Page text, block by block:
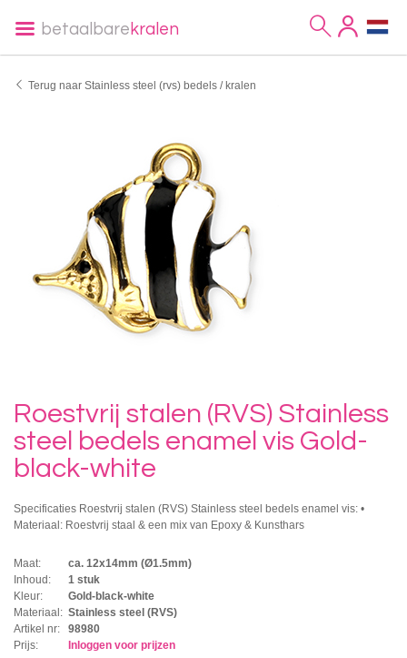
betaalbare kralen
Terug naar Stainless steel (rvs) bedels / kralen
Roestvrij stalen (RVS) Stainless
steel bedels enamel vis Gold-
black-white
Specificaties Roestvrij stalen (RVS) Stainless steel bedels enamel vis: •
Materiaal: Roestvrij staal & een mix van Epoxy & Kunsthars
Maat:
ca. 12x14mm (Ø1.5mm)
Inhoud:
1 stuk
Kleur:
Gold-black-white
Materiaal: Stainless steel (RVS)
Artikel nr:
98980
Prijs:
Inloggen voor prijzen